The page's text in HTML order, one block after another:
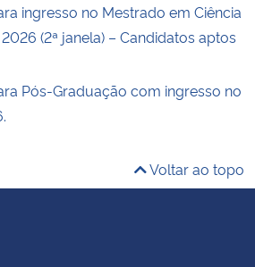
ingresso no Mestrado em Ciência
(2ª janela) – Candidatos aptos
Pós-Graduação com ingresso no
Voltar ao topo